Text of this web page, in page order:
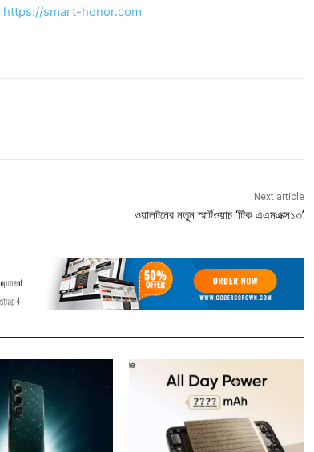
https://smart-honor.com
Next article
ওয়ালটনের নতুন স্মার্টওয়াচ ‘টিক এএমএক্স১৩’